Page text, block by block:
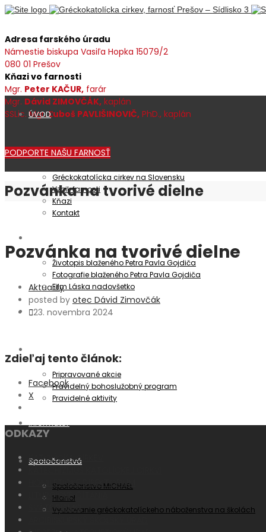
Adresa farského úradu
Námestie biskupa Vasiľa Hopka 15079/2
080 01 Prešov
Kňazi vo farnosti
Mgr. Peter KAČUR, farár
Mgr. Dávid ZIMOVČÁK, kaplán
SSLic. Mgr.Ľuboš PAVLIŠINOVIČ, PhD., kaplán
ÚVOD
Farnosť
Gréckokatolícka cirkev na Slovensku
Vznik farnosti
Kňazi
Kontakt
Životopis blaženého Petra Pavla Gojdiča
Fotografie blaženého Petra Pavla Gojdiča
Film Láska nadovšetko
Aktuality
Pripravované akcie
Pravidelný bohoslužobný program
Pravidelné aktivity
Informátor
Spoločenstvá
Spoločenstvo MICHAEL
Hlahol
Vyučovanie gréckokatolíckeho náboženstva na školách
PODPORTE NAŠU FARNOSŤ
Pozvánka na tvorivé dielne
Pozvánka na tvorivé dielne
Aktuality
posted by otec Dávid Zimovčák
23. novembra 2024
Zdieľaj tento článok:
Facebook
X
ODKAZY
KATOLÍCKA CIRKEV
HOMILETICKÉ DIREKTÓRIUM
LITURGICKÉ ČÍTANIA
SVÄTÉ PÍSMO